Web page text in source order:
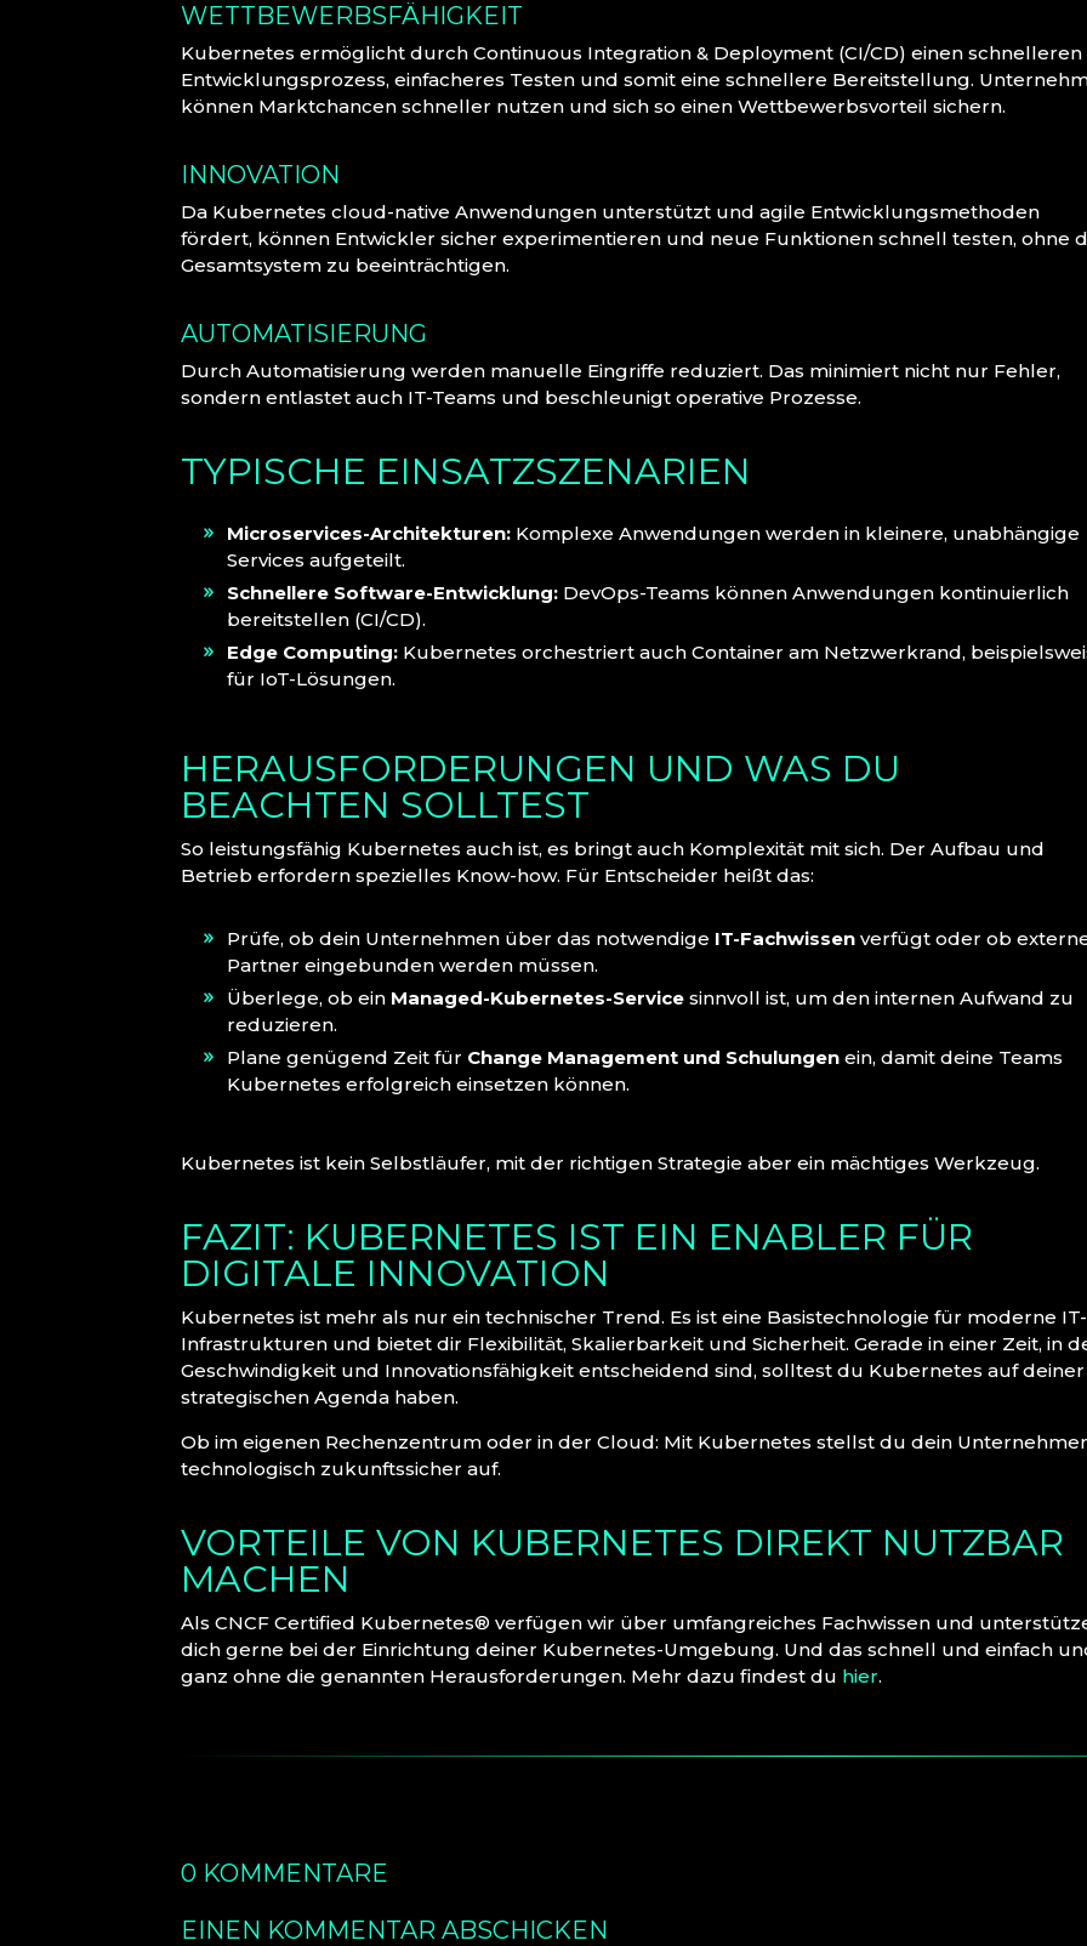
WETTBEWERBSFÄHIGKEIT
Kubernetes ermöglicht durch Continuous Integration & Deployment (CI/CD) einen schnelleren
Entwicklungsprozess, einfacheres Testen und somit eine schnellere Bereitstellung.
können Marktchancen schneller nutzen und sich so einen Wettbewerbsvorteil sichern.
INNOVATION
Da Kubernetes cloud-native Anwendungen unterstützt und agile Entwicklungsmethoden
fördert, können Entwickler sicher experimentieren und neue Funktionen schnell testen, ohne
Gesamtsystem zu beeinträchtigen.
AUTOMATISIERUNG
Durch Automatisierung werden manuelle Eingriffe reduziert. Das minimiert nicht nur Fehler,
sondern entlastet auch IT-Teams und beschleunigt operative Prozesse.
TYPISCHE EINSATZSZENARIEN
Microservices-Architekturen:Komplexe Anwendungen werden in kleinere, unabhängige
Services aufgeteilt.
Schnellere Software-Entwicklung:DevOps-Teams können Anwendungen kontinuierlich
bereitstellen (CI/CD).
Edge Computing:Kubernetes orchestriert auch Container am Netzwerkrand,
für IoT-Lösungen.
HERAUSFORDERUNGEN UND WAS DU
BEACHTEN SOLLTEST
So leistungsfähig Kubernetes auch ist, es bringt auch Komplexität mit sich. Der Aufbau und
Betrieb erfordern spezielles Know-how. Für Entscheider heißt das:
Prüfe, ob dein Unternehmen über das notwendige IT-Fachwissenverfügt oder ob
Partner eingebunden werden müssen.
Überlege, ob ein Managed-Kubernetes-Servicesinnvoll ist, um den internen Aufwand zu
reduzieren.
Plane genügend Zeit für Change Management und Schulungenein, damit deine Teams
Kubernetes erfolgreich einsetzen können.
Kubernetes ist kein Selbstläufer, mit der richtigen Strategie aber ein mächtiges Werkzeug.
FAZIT: KUBERNETES IST EIN ENABLER FÜR
DIGITALE INNOVATION
Kubernetes ist mehr als nur ein technischer Trend. Es ist eine Basistechnologie für moderne IT-
Infrastrukturen und bietet dir Flexibilität, Skalierbarkeit und Sicherheit. Gerade in einer Zeit, in
Geschwindigkeit und Innovationsfähigkeit entscheidend sind, solltest du Kubernetes auf deiner
strategischen Agenda haben.
Ob im eigenen Rechenzentrum oder in der Cloud: Mit Kubernetes stellst du dein
technologisch zukunftssicher auf.
VORTEILE VON KUBERNETES DIREKT NUTZBAR
MACHEN
Als CNCF Certified Kubernetes® verfügen wir über umfangreiches Fachwissen und
dich gerne bei der Einrichtung deiner Kubernetes-Umgebung. Und das schnell und einfach
ganz ohne die genannten Herausforderungen. Mehr dazu findest du hier.
0 KOMMENTARE
EINEN KOMMENTAR ABSCHICKEN